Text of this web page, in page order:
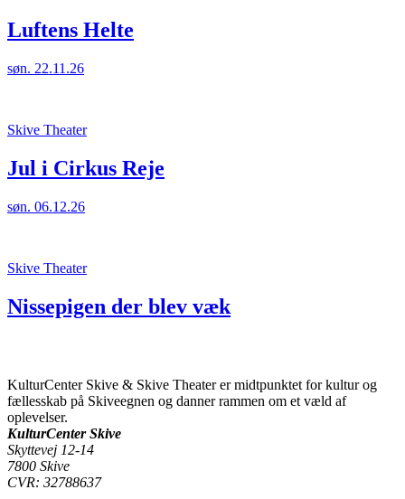
Luftens Helte
søn. 22.11.26
Skive Theater
Jul i Cirkus Reje
søn. 06.12.26
Skive Theater
Nissepigen der blev væk
KulturCenter Skive & Skive Theater er midtpunktet for kultur og
fællesskab på Skiveegnen og danner rammen om et væld af
oplevelser.
KulturCenter Skive
Skyttevej 12-14
7800 Skive
CVR: 32788637